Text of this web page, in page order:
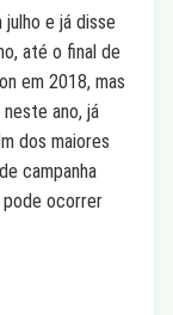
e já disse
até o final de
em 2018, mas
ano, já
dos maiores
campanha
pode ocorrer